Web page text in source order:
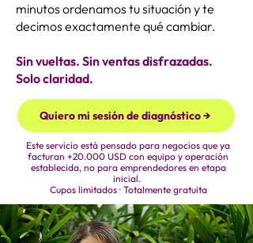
minutos ordenamos tu situación y te
decimos exactamente qué cambiar.
Sin vueltas. Sin ventas disfrazadas.
Solo claridad.
Quiero mi sesión de diagnóstico →
Este servicio está pensado para negocios que ya
facturan +20.000 USD con equipo y operación
establecida, no para emprendedores en etapa
inicial.
Cupos limitados · Totalmente gratuita